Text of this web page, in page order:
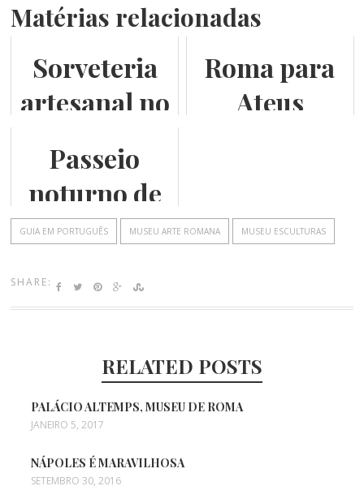
Matérias relacionadas
Sorveteria
artesanal no
Prati
Roma para
Ateus
Passeio
noturno de
limousine
GUIA EM PORTUGUÊS MUSEU ARTE ROMANA MUSEU ESCULTURAS
SHARE:
RELATED POSTS
PALÁCIO ALTEMPS, MUSEU DE ROMA
JANEIRO 5, 2017
NÁPOLES É MARAVILHOSA
SETEMBRO 30, 2016